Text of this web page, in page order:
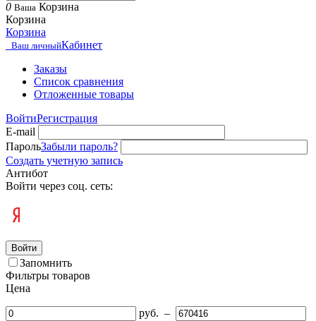
0 Ваша Корзина
Корзина
Корзина
Ваш личныйКабинет
Заказы
Список сравнения
Отложенные товары
ВойтиРегистрация
E-mail
ПарольЗабыли пароль?
Создать учетную запись
Антибот
Войти через соц. сеть:
Войти
Запомнить
Фильтры товаров
Цена
руб. –